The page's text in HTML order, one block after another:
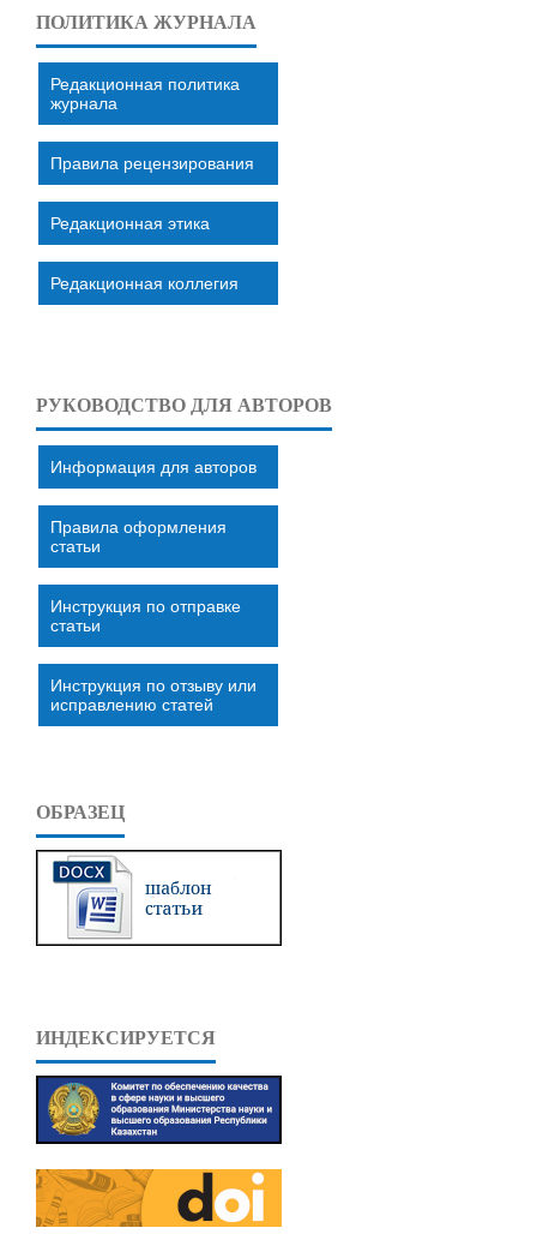
ПОЛИТИКА ЖУРНАЛА
Редакционная политика
журнала
Правила рецензирования
Редакционная этика
Редакционная коллегия
РУКОВОДСТВО ДЛЯ АВТОРОВ
Информация для авторов
Правила оформления
статьи
Инструкция по отправке
статьи
Инструкция по отзыву или
исправлению статей
ОБРАЗЕЦ
ИНДЕКСИРУЕТСЯ